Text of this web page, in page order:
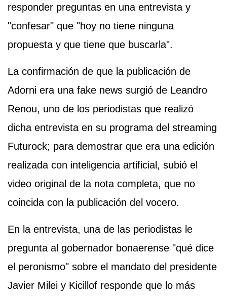
responder preguntas en una entrevista y
"confesar" que "hoy no tiene ninguna
propuesta y que tiene que buscarla".
La confirmación de que la publicación de
Adorni era una fake news surgió de Leandro
Renou, uno de los periodistas que realizó
dicha entrevista en su programa del streaming
Futurock; para demostrar que era una edición
realizada con inteligencia artificial, subió el
video original de la nota completa, que no
coincida con la publicación del vocero.
En la entrevista, una de las periodistas le
pregunta al gobernador bonaerense "qué dice
el peronismo" sobre el mandato del presidente
Javier Milei y Kicillof responde que lo más